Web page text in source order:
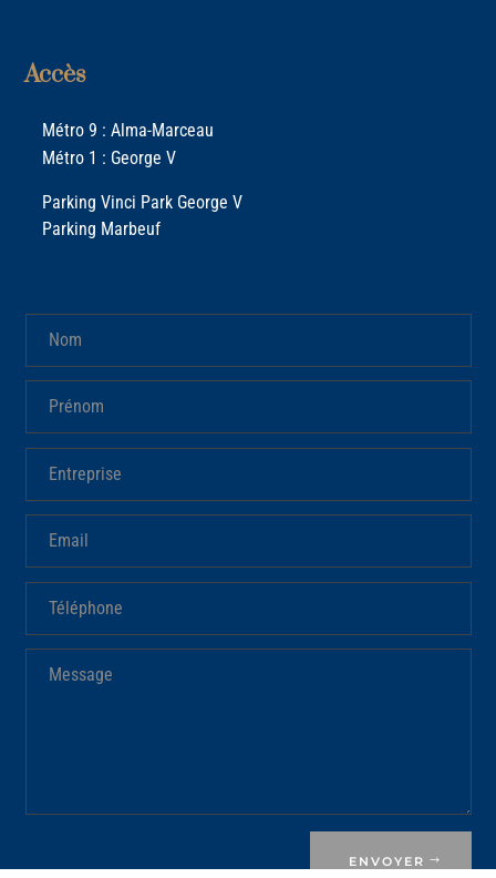
Accès
Métro 9 : Alma-Marceau
Métro 1 : George V
Parking Vinci Park George V
Parking Marbeuf
ENVOYER